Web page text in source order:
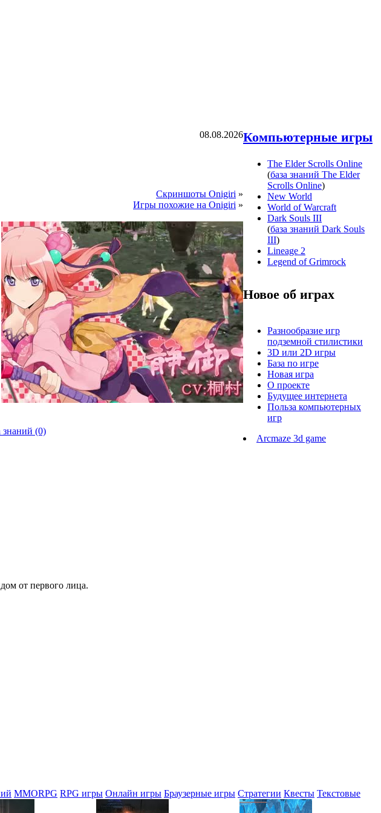
08.08.2026
Скриншоты Onigiri »
Игры похожие на Onigiri »
знаний (0)
от первого лица.
Компьютерные игры
The Elder Scrolls Online
(база знаний The Elder
Scrolls Online)
New World
World of Warcraft
Dark Souls III
(база знаний Dark Souls
III)
Lineage 2
Legend of Grimrock
Новое об играх
Разнообразие игр
подземной стилистики
3D или 2D игры
База по игре
Новая игра
О проекте
Будущее интернета
Польза компьютерных
игр
Arcmaze 3d game
MMORPG RPG игры Онлайн игры Браузерные игры Стратегии Квесты Текстовые